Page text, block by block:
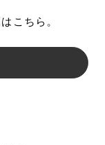
こちら。